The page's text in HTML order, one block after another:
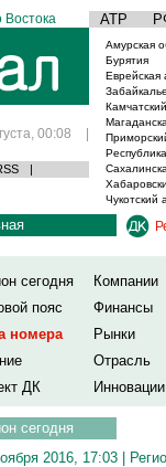
Востока АТР
00:08 |
|
Амурская
Бурятия
Еврейская
Чукотский
сегодня
Компании
пояс
Финансы
номера
Рынки
Отрасль
ДК
Инновации
сегодня
2016, 17:03 |